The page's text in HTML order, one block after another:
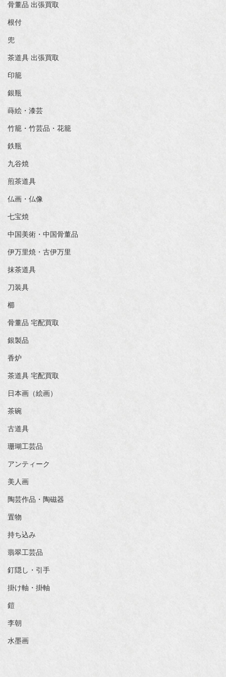
骨董品 出張買取
根付
兜
茶道具 出張買取
印籠
銀瓶
蒔絵・漆芸
竹籠・竹芸品・花籠
鉄瓶
九谷焼
煎茶道具
仏画・仏像
七宝焼
中国美術・中国骨董品
伊万里焼・古伊万里
抹茶道具
刀装具
櫛
骨董品 宅配買取
銀製品
香炉
茶道具 宅配買取
日本画（絵画）
茶碗
古道具
珊瑚工芸品
アンティーク
美人画
陶芸作品・陶磁器
置物
持ち込み
翡翠工芸品
釘隠し・引手
掛け軸・掛軸
鎧
李朝
水墨画